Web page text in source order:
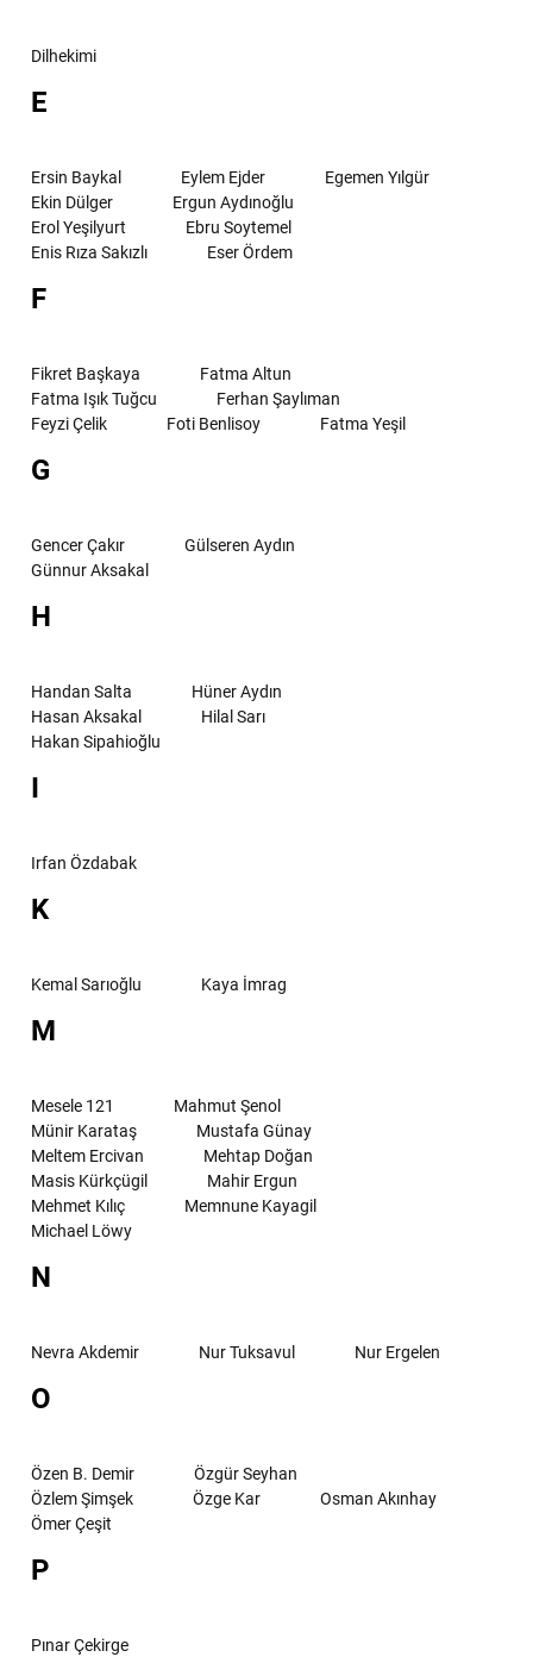
Dilhekimi
E
Ersin Baykal Eylem Ejder
Egemen Yılgür
Ekin Dülger
Ergun Aydınoğlu
Erol Yeşilyurt
Ebru Soytemel
Enis Rıza Sakızlı
Eser Ördem
F
Fikret Başkaya
Fatma Altun
Fatma Işık Tuğcu
Ferhan Şaylıman
Feyzi Çelik
Foti Benlisoy Fatma Yeşil
G
Gencer Çakır
Gülseren Aydın
Günnur Aksakal
H
Handan Salta
Hüner Aydın
Hasan Aksakal
Hilal Sarı
Hakan Sipahioğlu
I
Irfan Özdabak
K
Kemal Sarıoğlu Kaya İmrag
M
Mesele 121
Mahmut Şenol
Münir Karataş
Mustafa Günay
Meltem Ercivan
Mehtap Doğan
Masis Kürkçügil
Mahir Ergun
Mehmet Kılıç
Memnune Kayagil
Michael Löwy
N
Nevra Akdemir Nur Tuksavul Nur Ergelen
O
Özen B. Demir
Özgür Seyhan
Özlem Şimşek
Özge Kar
Osman Akınhay
Ömer Çeşit
P
Pınar Çekirge